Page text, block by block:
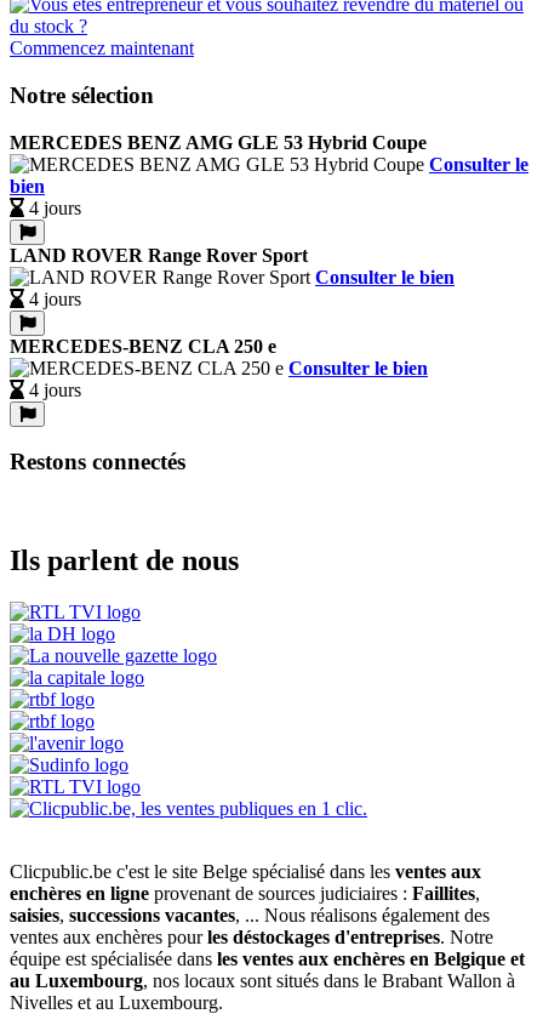
Commencez maintenant
Notre sélection
MERCEDES BENZ AMG GLE 53 Hybrid Coupe
Consulter le
bien
4 jours
LAND ROVER Range Rover Sport
Consulter le bien
4 jours
MERCEDES-BENZ CLA 250 e
Consulter le bien
4 jours
Restons connectés
Ils parlent de nous
Clicpublic.be c'est le site Belge spécialisé dans les ventes aux
enchères en ligne provenant de sources judiciaires : Faillites,
saisies, successions vacantes, ... Nous réalisons également des
ventes aux enchères pourles déstockages d'entreprises. Notre
équipe est spécialisée dans les ventes aux enchères en Belgique et
au Luxembourg, nos locaux sont situés dans le Brabant Wallon à
Nivelles et au Luxembourg.